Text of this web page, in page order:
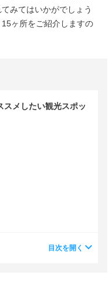
みてはいかがでしょう
ヶ所をご紹介しますの
スメしたい観光スポッ
目次を開く